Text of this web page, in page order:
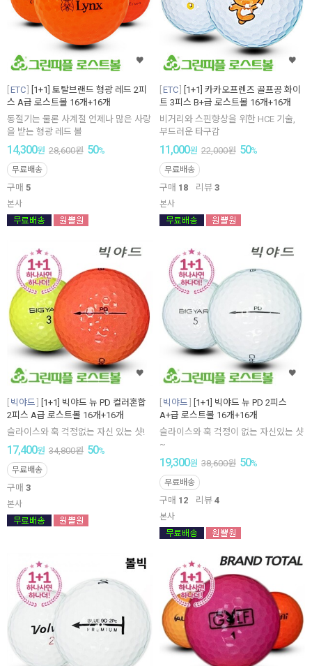
ETC
[1+1] 토탈브랜드 형광 레드 2피
스 A급 로스트볼 16개+16개
동절기는 물론 사계절 언제나 많은 사랑
을 받는 형광 레드 볼
14,300원 28,600원 50%
무료배송
구매 5
본사
ETC
[1+1] 카카오프렌즈 골프공 화이
트 3피스 B+급 로스트볼 16개+16개
비거리와 스핀향상을 위한 HCE 기술,
부드러운 타구감
11,000원 22,000원 50%
무료배송
구매 18 리뷰 3
본사
빅야드
[1+1] 빅야드 뉴 PD 컬러혼합
2피스 A급 로스트볼 16개+16개
슬라이스와 훅 걱정없는 자신 있는 샷!
17,400원 34,800원 50%
무료배송
구매 3
본사
빅야드
[1+1] 빅야드 뉴 PD 2피스
A+급 로스트볼 16개+16개
슬라이스와 훅 걱정이 없는 자신있는 샷
~
19,300원 38,600원 50%
무료배송
구매 12 리뷰 4
본사